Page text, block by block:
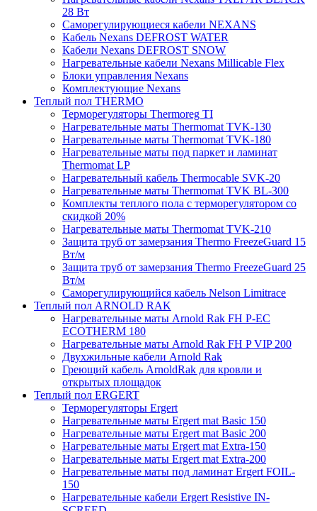
28 Вт
Саморегулирующиеся кабели NEXANS
Кабель Nexans DEFROST WATER
Кабели Nexans DEFROST SNOW
Нагревательные кабели Nexans Millicable Flex
Блоки управления Nexans
Комплектующие Nexans
Теплый пол THERMO
Терморегуляторы Thermoreg TI
Нагревательные маты Thermomat TVK-130
Нагревательные маты Thermomat TVK-180
Нагревательные маты под паркет и ламинат
Thermomat LP
Нагревательный кабель Thermocable SVK-20
Нагревательные маты Thermomat TVK BL-300
Комплекты теплого пола с терморегулятором со
скидкой 20%
Нагревательные маты Thermomat TVK-210
Защита труб от замерзания Thermo FreezeGuard 15
Вт/м
Защита труб от замерзания Thermo FreezeGuard 25
Вт/м
Саморегулирующийся кабель Nelson Limitrace
Теплый пол ARNOLD RAK
Нагревательные маты Arnold Rak FH P-EC
ECOTHERM 180
Нагревательные маты Arnold Rak FH P VIP 200
Двухжильные кабели Arnold Rak
Греющий кабель ArnoldRak для кровли и
открытых площадок
Теплый пол ERGERT
Терморегуляторы Ergert
Нагревательные маты Ergert mat Basic 150
Нагревательные маты Ergert mat Basic 200
Нагревательные маты Ergert mat Extra-150
Нагревательные маты Ergert mat Extra-200
Нагревательные маты под ламинат Ergert FOIL-
150
Нагревательные кабели Ergert Resistive IN-